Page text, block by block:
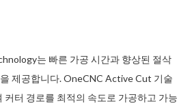
는 빠른 가공 시간과 향상된 절삭
제공합니다. OneCNC Active Cut 기술
커터 경로를 최적의 속도로 가공하고 가능